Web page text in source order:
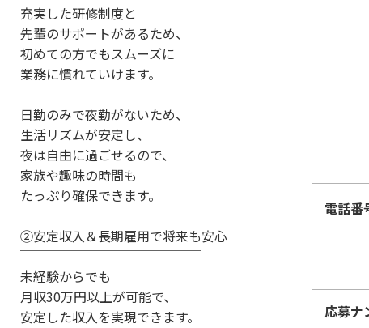
充実した研修制度と
先輩のサポートがあるため、
初めての方でもスムーズに
業務に慣れていけます。
日勤のみで夜勤がないため、
生活リズムが安定し、
夜は自由に過ごせるので、
家族や趣味の時間も
たっぷり確保できます。
②安定収入＆長期雇用で将来も安心
￣￣￣￣￣￣￣￣￣￣￣￣￣￣
未経験からでも
月収30万円以上が可能で、
安定した収入を実現できます。
電話番
応募ナ